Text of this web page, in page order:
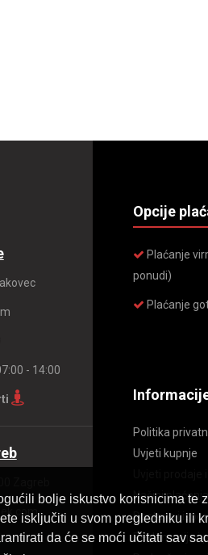
bolje iskustvo korisnicima te
isključiti u svom pregledniku ili
da će se moći učitati sav
- 14:00
Opcije
Plaćanje
ponudi)
Plaćanje
Politika
Uvjeti kupnje
Načini plaćanja
Dostava i
Reklamacije i